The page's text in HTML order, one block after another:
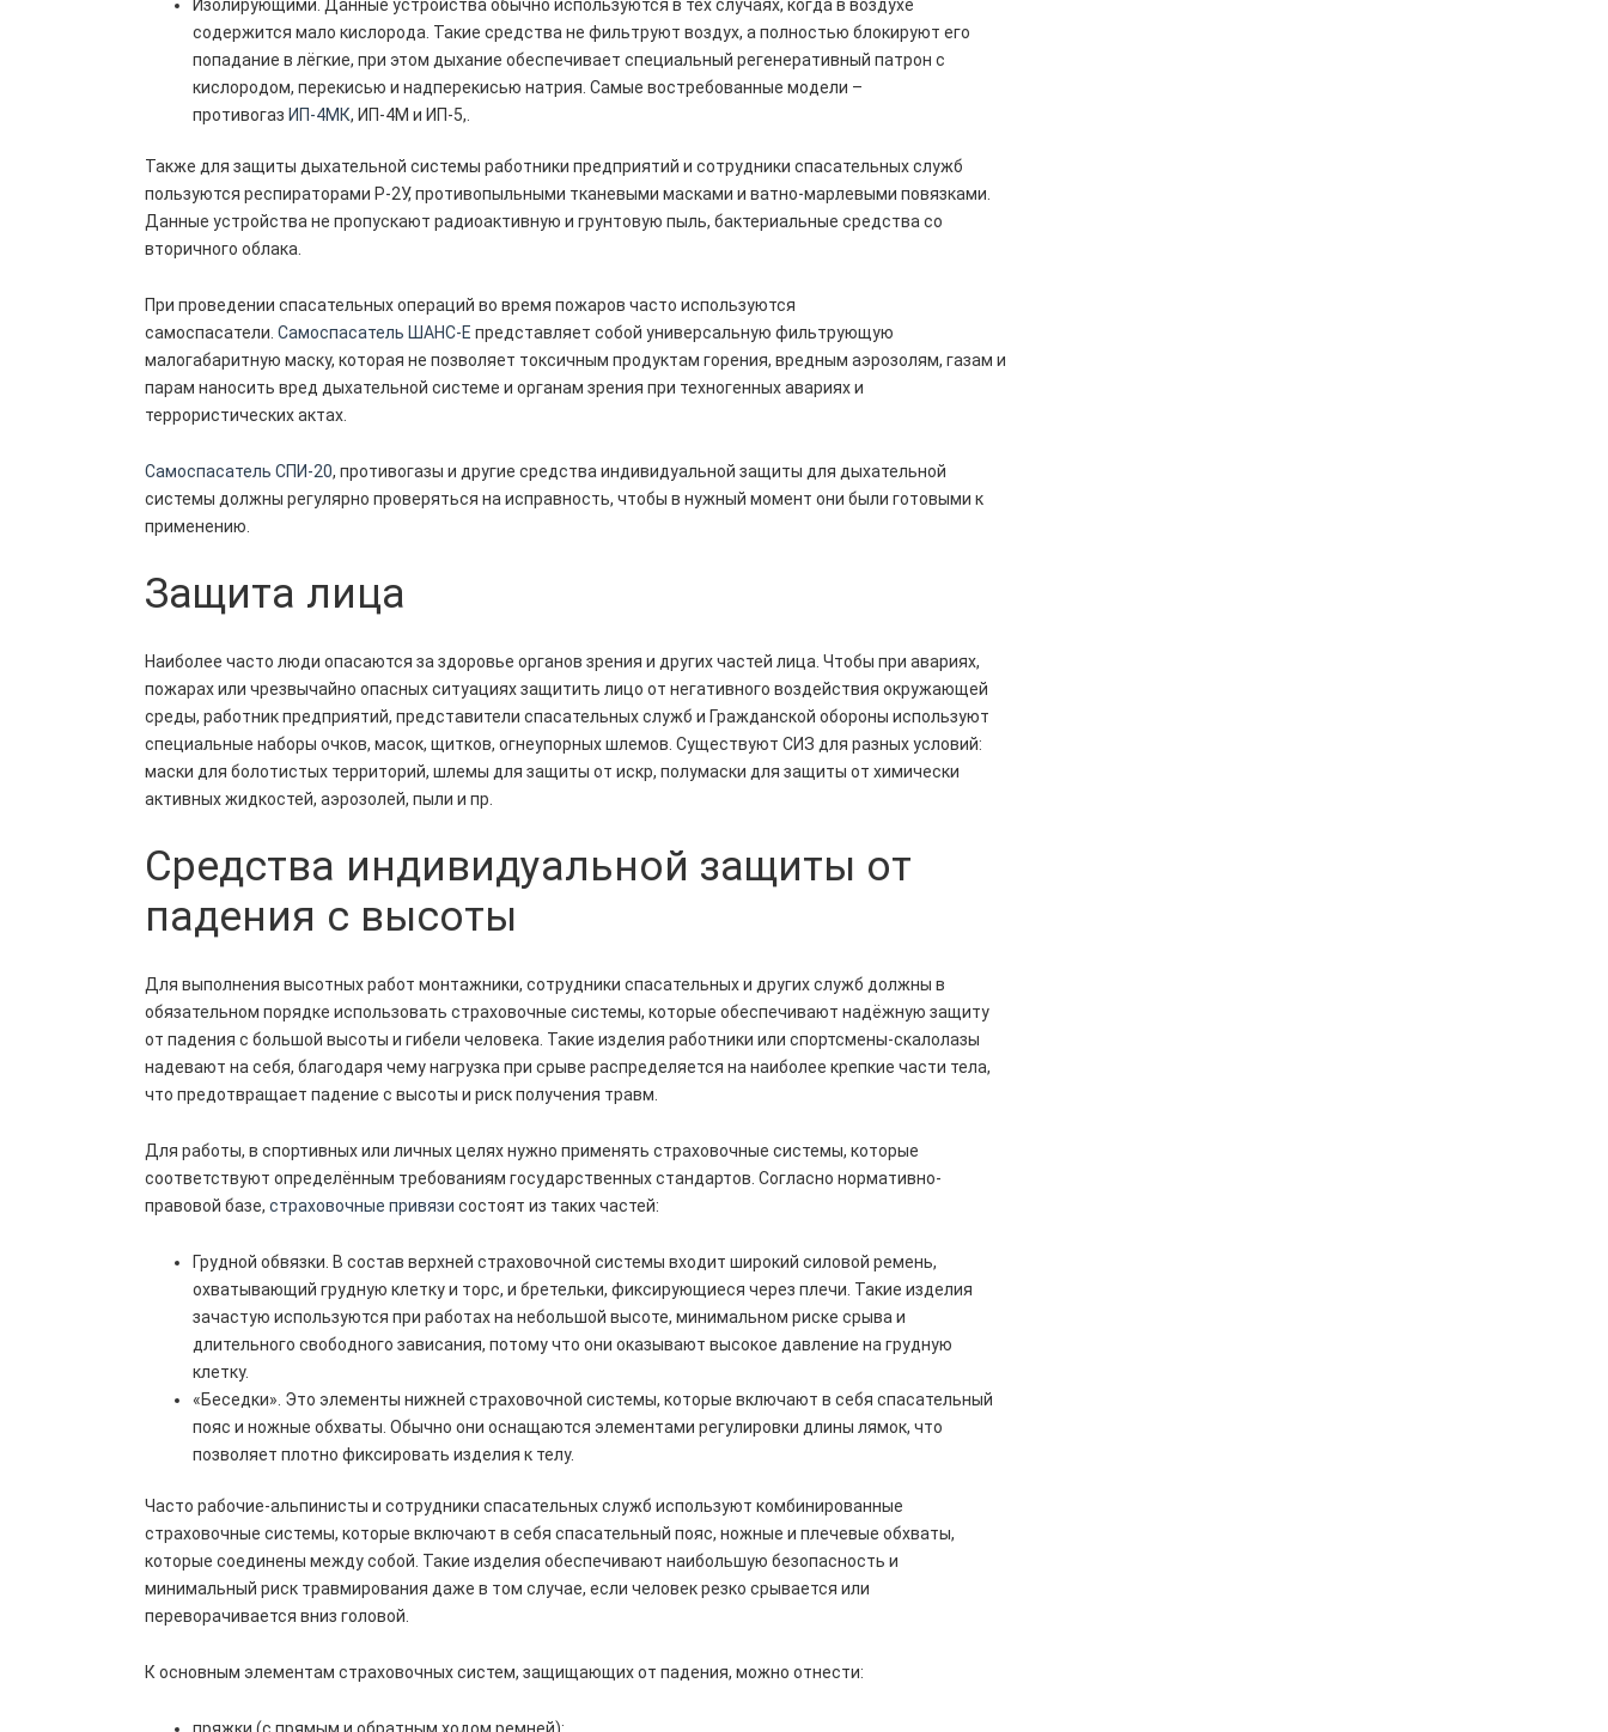
Изолирующими. Данные устройства обычно используются в тех случаях, когда в воздухе
содержится мало кислорода. Такие средства не фильтруют воздух, а полностью блокируют его
попадание в лёгкие, при этом дыхание обеспечивает специальный регенеративный патрон с
кислородом, перекисью и надперекисью натрия. Самые востребованные модели –
противогаз ИП-4МК, ИП-4М и ИП-5,.
Также для защиты дыхательной системы работники предприятий и сотрудники спасательных служб
пользуются респираторами Р-2У, противопыльными тканевыми масками и ватно-марлевыми повязками.
Данные устройства не пропускают радиоактивную и грунтовую пыль, бактериальные средства со
вторичного облака.
При проведении спасательных операций во время пожаров часто используются
самоспасатели. Самоспасатель ШАНС-Е представляет собой универсальную фильтрующую
малогабаритную маску, которая не позволяет токсичным продуктам горения, вредным аэрозолям, газам и
парам наносить вред дыхательной системе и органам зрения при техногенных авариях и
террористических актах.
Самоспасатель СПИ-20, противогазы и другие средства индивидуальной защиты для дыхательной
системы должны регулярно проверяться на исправность, чтобы в нужный момент они были готовыми к
применению.
Защита лица
Наиболее часто люди опасаются за здоровье органов зрения и других частей лица. Чтобы при авариях,
пожарах или чрезвычайно опасных ситуациях защитить лицо от негативного воздействия окружающей
среды, работник предприятий, представители спасательных служб и Гражданской обороны используют
специальные наборы очков, масок, щитков, огнеупорных шлемов. Существуют СИЗ для разных условий:
маски для болотистых территорий, шлемы для защиты от искр, полумаски для защиты от химически
активных жидкостей, аэрозолей, пыли и пр.
Средства индивидуальной защиты от
падения с высоты
Для выполнения высотных работ монтажники, сотрудники спасательных и других служб должны в
обязательном порядке использовать страховочные системы, которые обеспечивают надёжную защиту
от падения с большой высоты и гибели человека. Такие изделия работники или спортсмены-скалолазы
надевают на себя, благодаря чему нагрузка при срыве распределяется на наиболее крепкие части тела,
что предотвращает падение с высоты и риск получения травм.
Для работы, в спортивных или личных целях нужно применять страховочные системы, которые
соответствуют определённым требованиям государственных стандартов. Согласно нормативно-
правовой базе, страховочные привязи состоят из таких частей:
Грудной обвязки. В состав верхней страховочной системы входит широкий силовой ремень,
охватывающий грудную клетку и торс, и бретельки, фиксирующиеся через плечи. Такие изделия
зачастую используются при работах на небольшой высоте, минимальном риске срыва и
длительного свободного зависания, потому что они оказывают высокое давление на грудную
клетку.
«Беседки». Это элементы нижней страховочной системы, которые включают в себя спасательный
пояс и ножные обхваты. Обычно они оснащаются элементами регулировки длины лямок, что
позволяет плотно фиксировать изделия к телу.
Часто рабочие-альпинисты и сотрудники спасательных служб используют комбинированные
страховочные системы, которые включают в себя спасательный пояс, ножные и плечевые обхваты,
которые соединены между собой. Такие изделия обеспечивают наибольшую безопасность и
минимальный риск травмирования даже в том случае, если человек резко срывается или
переворачивается вниз головой.
К основным элементам страховочных систем, защищающих от падения, можно отнести:
пряжки (с прямым и обратным ходом ремней):